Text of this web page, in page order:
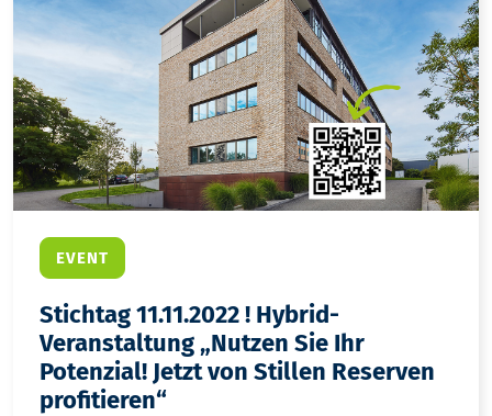
EVENT
Stichtag 11.11.2022 ! Hybrid-
Veranstaltung „Nutzen Sie Ihr
Potenzial! Jetzt von Stillen Reserven
profitieren“